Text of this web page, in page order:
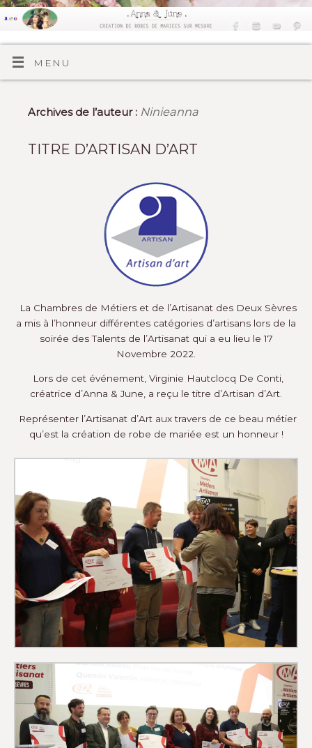
MENU
Archives de l’auteur : Ninieanna
TITRE D’ARTISAN D’ART
La Chambres de Métiers et de l’Artisanat des Deux Sèvres
a mis à l’honneur différentes catégories d’artisans lors de la
soirée des Talents de l’Artisanat qui a eu lieu le 17
Novembre 2022.
Lors de cet événement, Virginie Hautclocq De Conti,
créatrice d’Anna & June, a reçu le titre d’Artisan d’Art.
Représenter l’Artisanat d’Art aux travers de ce beau métier
qu’est la création de robe de mariée est un honneur !